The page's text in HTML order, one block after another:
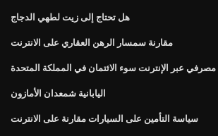
هل تحتاج إلى زيت لطهي الدجاج
مقارنة سمسار الرهن العقاري على الانترنت
عبر الإنترنت سوء الائتمان في المملكة المتحدة
اليابانية شمعدان الأمازون
سياسة التأمين على السيارات مقارنة على الانترنت